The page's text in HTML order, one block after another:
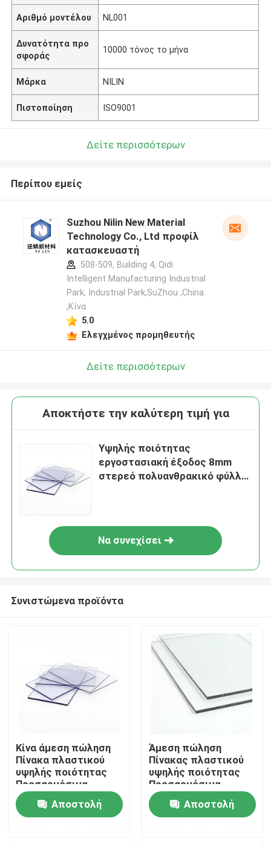
Σπίτι
Προϊόντα
Αριθμό μοντέλου NL001
Δυνατότητα προ
σφοράς
10000 τόνος το μήνα
Μάρκα NILIN
Πιστοποίηση ISO9001
Δείτε περισσότερων
Περίπου εμείς
Suzhou Nilin New Material
Technology Co., Ltd προφίλ
κατασκευαστή
508-509, Building 4, Qidi
Intelligent Manufacturing Industrial
Park, Industrial Park,SuZhou ,China.
,Κίνα
5.0
Ελεγχμένος προμηθευτής
Δείτε περισσότερων
Αποκτήστε την καλύτερη τιμή για
Υψηλής ποιότητας
εργοστασιακή έξοδος 8mm
στερεό πολυανθρακικό φύλλο
Να συνεχίσει
Συνιστώμενα προϊόντα
Κίνα άμεση πώληση
Πίνακα πλαστικού
υψηλής ποιότητας
Προσαρμόσιμα
μεγέθη Διαφανές
πλαστικό φύλλο
Σκληρό φύλλο
Αποστολή
Άμεση πώληση
Πίνακας πλαστικού
υψηλής ποιότητας
Προσαρμόσιμα
μεγέθη Διαφανές
πλαστικό φύλλο
Σκληρό φύλλο
Αποστολή